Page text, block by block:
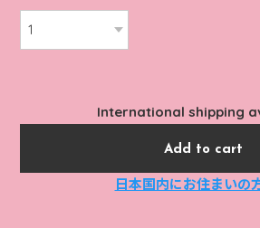
International shipping
Add to cart
日本国内にお住まいの